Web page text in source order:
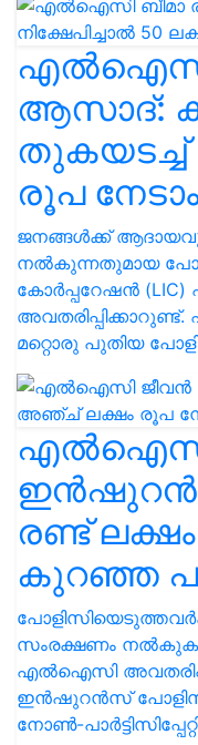
എൽഐസി
ആസാദ്:
രൂപ നേടാം
ജനങ്ങൾക്ക്
നൽകുന്നതുമായ
കോർപ്പറേഷൻ (LIC)
മറ്റൊരു പുതിയ
എല്‍ഐസി
രണ്ട്
കുറഞ്ഞ
സംരക്ഷണം നൽകുക
എൽഐസി
ഇൻഷുറൻസ്
നോൺ-